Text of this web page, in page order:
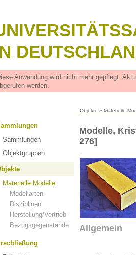
Anwendung wird nicht mehr gepflegt.
werden.
Objekte » Materielle
Sammlungen
Objektgruppen
Materielle Modelle
Modellarten
Disziplinen
Herstellung/Vertrieb
Bezugsgegenstände
Modelle,
276]
Allgemein